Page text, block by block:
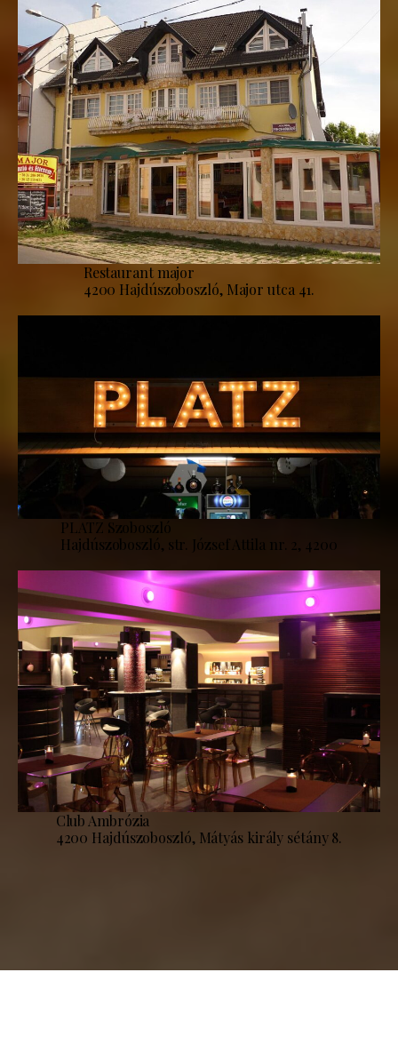
Restaurant major
4200 Hajdúszoboszló, Major utca 41.
PLATZ Szoboszló
Hajdúszoboszló, str. József Attila nr. 2, 4200
Club Ambrózia
4200 Hajdúszoboszló, Mátyás király sétány 8.